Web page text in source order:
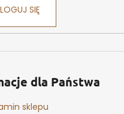
SIĘ
dla Państwa
sklepu